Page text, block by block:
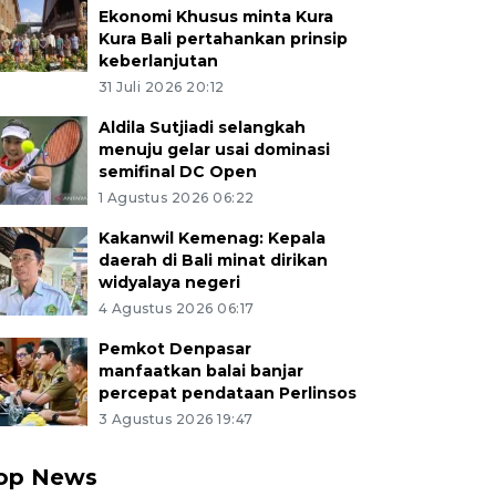
Ekonomi Khusus minta Kura
Kura Bali pertahankan prinsip
keberlanjutan
31 Juli 2026 20:12
Aldila Sutjiadi selangkah
menuju gelar usai dominasi
semifinal DC Open
1 Agustus 2026 06:22
Kakanwil Kemenag: Kepala
daerah di Bali minat dirikan
widyalaya negeri
4 Agustus 2026 06:17
Pemkot Denpasar
manfaatkan balai banjar
percepat pendataan Perlinsos
3 Agustus 2026 19:47
News